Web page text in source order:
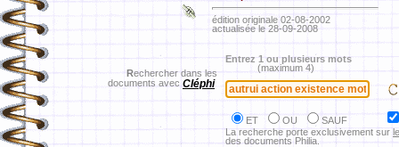
édition originale 02-08-2002
actualisée le 28-09-2008
Rechercher dans les
documents avec Cléphi
Entrez 1 ou plusieurs mots
(maximum 4)
ET OU
SAUF
La recherche porte exclusivement sur
des documents Philia.